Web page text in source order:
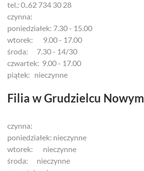
tel.: 0..62 734 30 28
czynna:
poniedziałek: 7.30 - 15.00
wtorek: 9.00 - 17.00
środa: 7.30 - 14/30
czwartek: 9.00 - 17.00
piątek: nieczynne
Filia w Grudzielcu Nowym
czynna:
poniedziałek: nieczynne
wtorek: nieczynne
środa: nieczynne